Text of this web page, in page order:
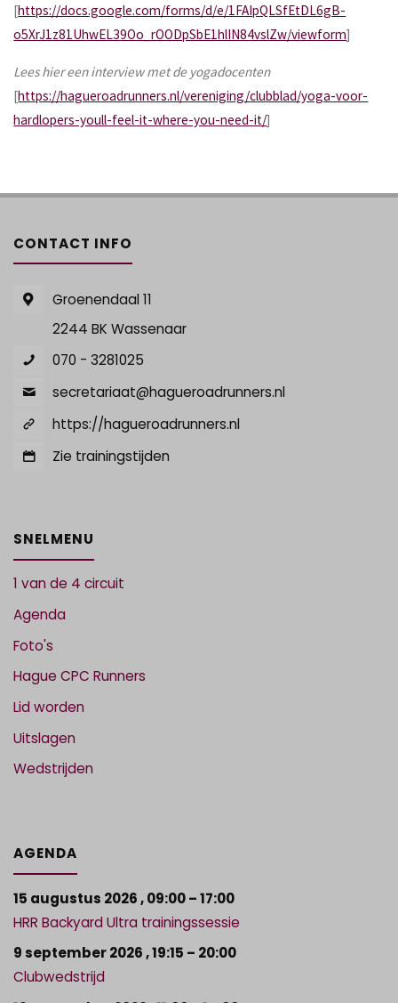
[https://docs.google.com/forms/d/e/1FAIpQLSfEtDL6gB-
o5XrJ1z81UhwEL39Oo_rOODpSbE1hlIN84vslZw/viewform]
Lees hier een interview met de yogadocenten
[https://hagueroadrunners.nl/vereniging/clubblad/yoga-voor-
hardlopers-youll-feel-it-where-you-need-it/]
CONTACT INFO
Groenendaal 11
2244 BK Wassenaar
070 - 3281025
secretariaat@hagueroadrunners.nl
https://hagueroadrunners.nl
Zie trainingstijden
SNELMENU
1 van de 4 circuit
Agenda
Foto's
Hague CPC Runners
Lid worden
Uitslagen
Wedstrijden
AGENDA
15 augustus 2026,09:00– 17:00
HRR Backyard Ultra trainingssessie
9 september 2026,19:15 – 20:00
Clubwedstrijd